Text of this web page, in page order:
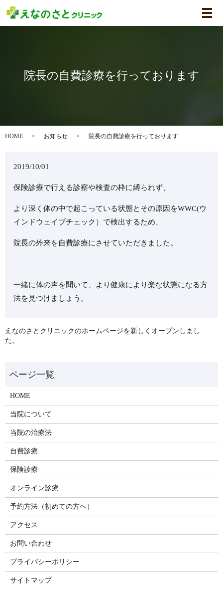
メ
院長の自費診療を行っております
HOME お知らせ 院長の自費診療を行っております
2019/10/01
保険診療で行える診察や検査の枠に縛られず、
より深く体の中で起こっている状態とその原因をWWC(ウ
インドウェイブチェック）で検出するため、
院長の外来を自費診療にさせていただきました。
一緒に体の声を聞いて、より健康により楽な状態になる方
法を見つけましょう。
えなのさとクリニックのホームページを新しくオープンしまし
た。
HOME
当院について
当院の治療法
自費診療
保険診療
オンライン診療
予約方法（初めての方へ）
アクセス
お問い合わせ
プライバシーポリシー
サイトマップ